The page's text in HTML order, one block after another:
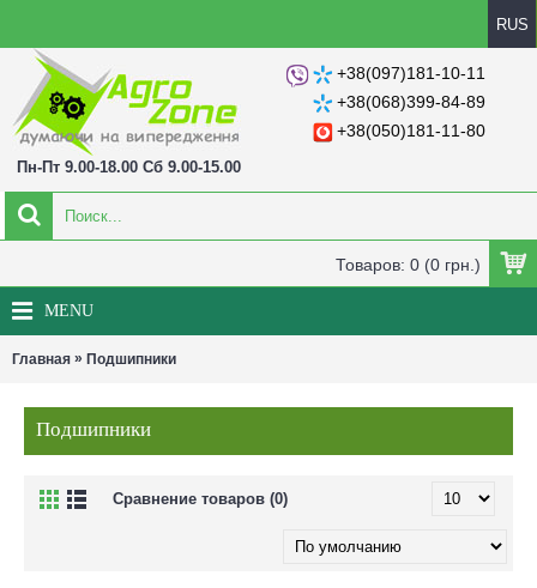
RUS
+38(097)181-10-11
+38(068)399-84-89
+38(050)181-11-80
Пн-Пт 9.00-18.00 Сб 9.00-15.00
Товаров: 0 (0 грн.)
MENU
Главная » Подшипники
Подшипники
Сравнение товаров (0)